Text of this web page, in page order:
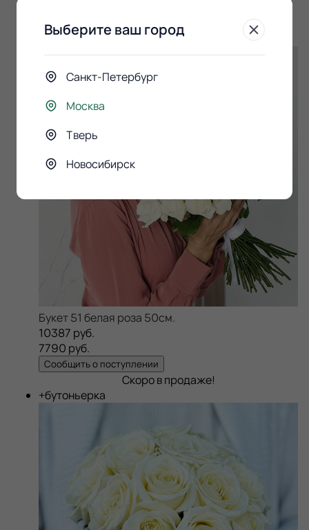
Скоро в продаже!
-25%
Букет 51 белая роза 50см.
10387 руб.
7790 руб.
Сообщить о поступлении
Скоро в продаже!
+бутоньерка
Выберите ваш город
Санкт-Петербург
Москва
Тверь
Новосибирск